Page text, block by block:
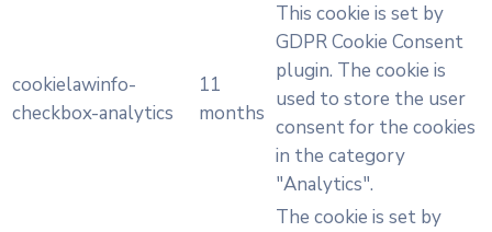
cookielawinfo-
checkbox-analytics
11
months
This cookie is set by
GDPR Cookie Consent
plugin. The cookie is
used to store the user
consent for the cookies
in the category
"Analytics".
The cookie is set by